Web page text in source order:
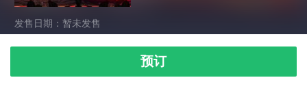
发售日期：暂未发售
预订